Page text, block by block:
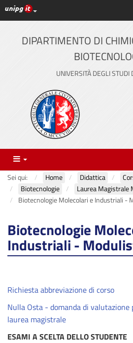
Vai
al
contenuto
principale
Link ai principali servizi web di
DIPARTIMENTO DI
UNIVERSITÀ DEGLI STUDI
Menu
Sei qui: Home Didattica
Biotecnologie
Laurea Magistrale
Biotecnologie Molecolari e Industriali -
Biotecnologie
Industriali -
Richiesta abbreviazione di corso
Nulla Osta - domanda di valutazione
laurea magistrale
ESAMI A SCELTA DELLO STUDENTE